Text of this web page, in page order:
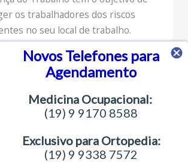
os trabalhadores dos riscos
no seu local de trabalho.
com um time de profissionais
e Engenheiros em Segurança do
a oferecer todos os serviços
aos parceiros
SAIBA MAIS!
Novos Telefones para
Agendamento
Medicina Ocupacional:
(19) 9 9170 8588
Exclusivo para Ortopedia:
(19) 9 9338 7572